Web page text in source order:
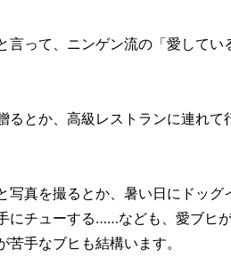
言って、ニンゲン流の「愛してい
るとか、高級レストランに連れて
写真を撮るとか、暑い日にドッグ
にチューする……なども、愛ブヒ
手なブヒも結構います。